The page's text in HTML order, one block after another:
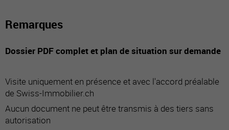
Remarques
Dossier PDF complet et plan de situation sur demande
Visite uniquement en présence et avec l'accord préalable
de Swiss-Immobilier.ch
Aucun document ne peut être transmis à des tiers sans
autorisation